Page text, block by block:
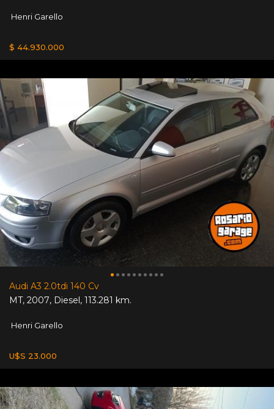
Henri Garello
$ 44.930.000
Audi A3 2.0tdi 140 Cv
MT, 2007, Diesel, 113.281 km.
Henri Garello
U$S 23.000